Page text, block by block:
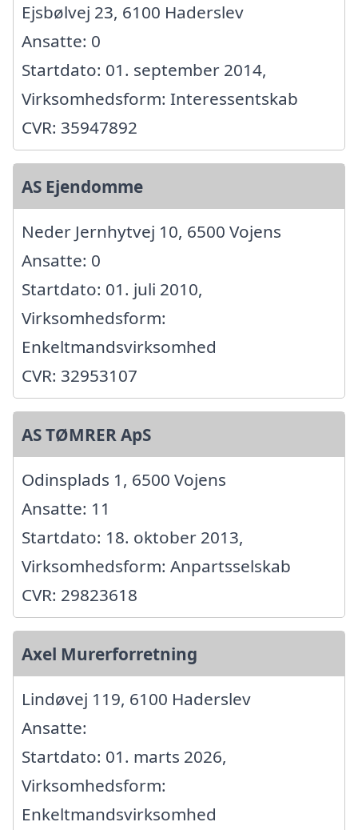
Ejsbølvej 23, 6100 Haderslev
Ansatte: 0
Startdato: 01. september 2014,
Virksomhedsform: Interessentskab
CVR: 35947892
AS Ejendomme
Neder Jernhytvej 10, 6500 Vojens
Ansatte: 0
Startdato: 01. juli 2010,
Virksomhedsform:
Enkeltmandsvirksomhed
CVR: 32953107
AS TØMRER ApS
Odinsplads 1, 6500 Vojens
Ansatte: 11
Startdato: 18. oktober 2013,
Virksomhedsform: Anpartsselskab
CVR: 29823618
Axel Murerforretning
Lindøvej 119, 6100 Haderslev
Ansatte:
Startdato: 01. marts 2026,
Virksomhedsform:
Enkeltmandsvirksomhed